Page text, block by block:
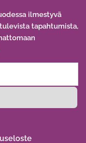
ilmestyvä
tapahtumista,